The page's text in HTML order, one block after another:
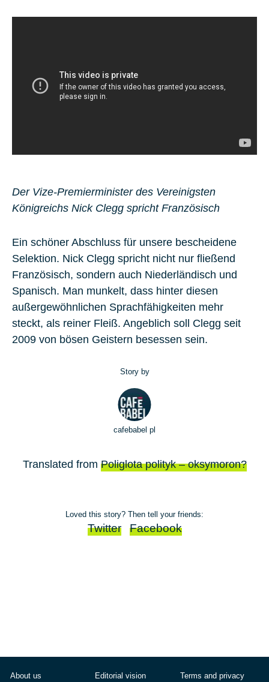
Der Vize-Premierminister des Vereinigsten
Königreichs Nick Clegg spricht Französisch
Ein schöner Abschluss für unsere bescheidene
Selektion. Nick Clegg spricht nicht nur fließend
Französisch, sondern auch Niederländisch und
Spanisch. Man munkelt, dass hinter diesen
außergewöhnlichen Sprachfähigkeiten mehr
steckt, als reiner Fleiß. Angeblich soll Clegg seit
2009 von bösen Geistern besessen sein.
Story by
cafebabel pl
Translated from Poliglota polityk – oksymoron?
Loved this story? Then tell your friends:
Twitter Facebook
About us Editorial vision Terms and privacy